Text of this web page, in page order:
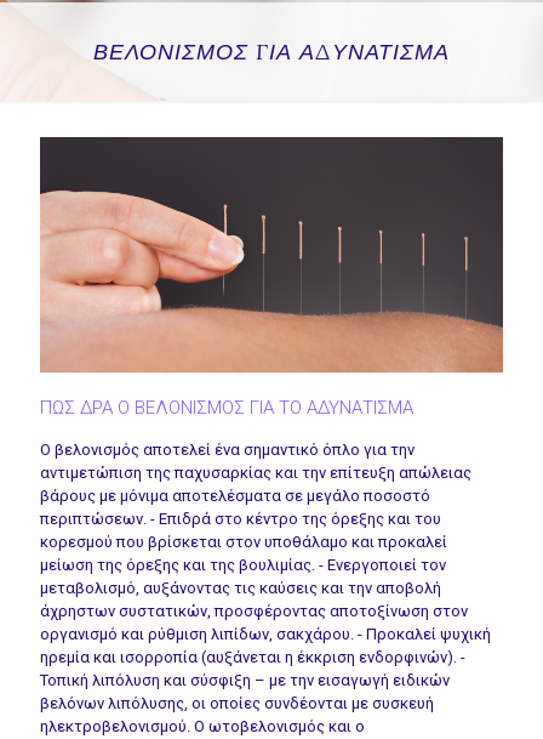
ΒΕΛΟΝΙΣΜΟΣ ΓΙΑ ΑΔΥΝΑΤΙΣΜΑ
ΠΩΣ ΔΡΑ Ο ΒΕΛΟΝΙΣΜΟΣ ΓΙΑ ΤΟ ΑΔΥΝΑΤΙΣΜΑ
Ο βελονισμός αποτελεί ένα σημαντικό όπλο για την
αντιμετώπιση της παχυσαρκίας και την επίτευξη απώλειας
βάρους με μόνιμα αποτελέσματα σε μεγάλο ποσοστό
περιπτώσεων. - Επιδρά στο κέντρο της όρεξης και του
κορεσμού που βρίσκεται στον υποθάλαμο και προκαλεί
μείωση της όρεξης και της βουλιμίας. - Ενεργοποιεί τον
μεταβολισμό, αυξάνοντας τις καύσεις και την αποβολή
άχρηστων συστατικών, προσφέροντας αποτοξίνωση στον
οργανισμό και ρύθμιση λιπίδων, σακχάρου. - Προκαλεί ψυχική
ηρεμία και ισορροπία (αυξάνεται η έκκριση ενδορφινών). -
Τοπική λιπόλυση και σύσφιξη – με την εισαγωγή ειδικών
βελόνων λιπόλυσης, οι οποίες συνδέονται με συσκευή
ηλεκτροβελονισμού. Ο ωτοβελονισμός και ο